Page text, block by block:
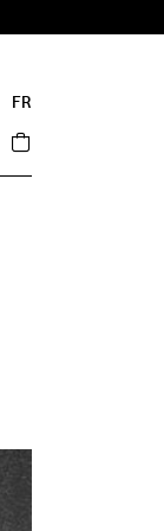
FR